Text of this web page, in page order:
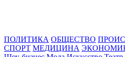
ПОЛИТИКА ОБЩЕСТВО
СПОРТ МЕДИЦИНА